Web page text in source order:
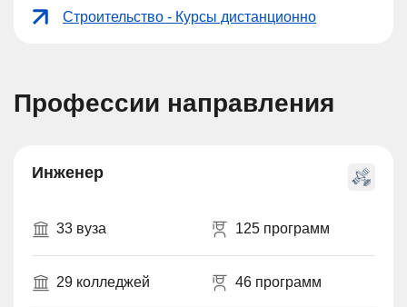
Строительство - Курсы дистанционно
Профессии направления
Инженер
33 вуза 125 программ
29 колледжей 46 программ